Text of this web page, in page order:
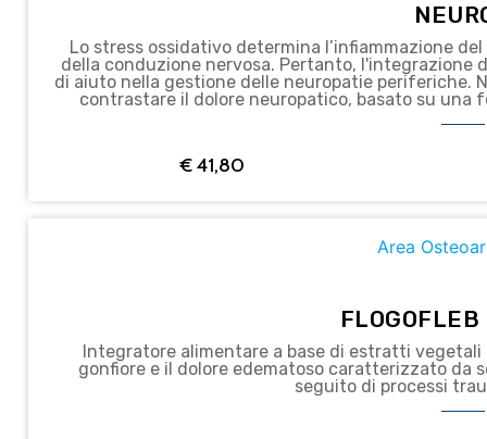
Lo stress ossidativo determina l’infiammazione
della conduzione nervosa. Pertanto, l'integrazione di sostanze ad azione antiossidante può essere
di aiuto nella gestione delle neuropatie periferiche. Neuros è un integratore alimentare specifico per
contrastare il dolore neuropatico, basato su una
€41,80
Area
Integratore alimentare a base di estratti
gonfiore e il dolore edematoso caratterizzato da
seguito di processi